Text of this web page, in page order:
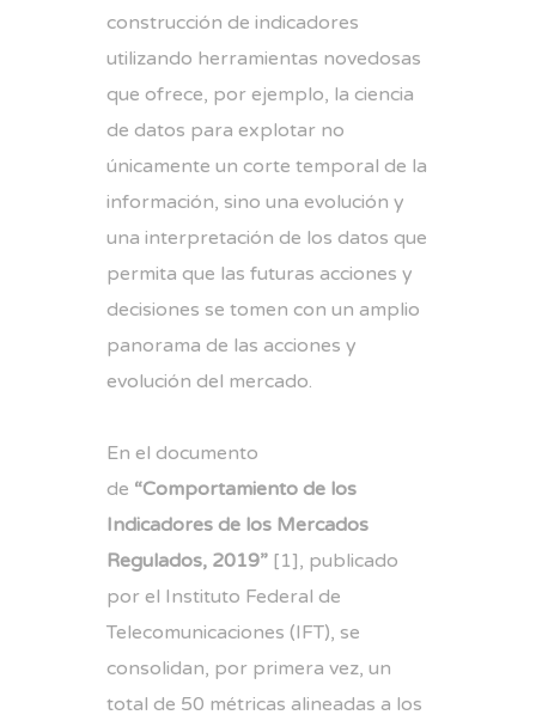
construcción de indicadores
utilizando herramientas novedosas
que ofrece, por ejemplo, la ciencia
de datos para explotar no
únicamente un corte temporal de la
información, sino una evolución y
una interpretación de los datos que
permita que las futuras acciones y
decisiones se tomen con un amplio
panorama de las acciones y
evolución del mercado.
En el documento
de “Comportamiento de los
Indicadores de los Mercados
Regulados, 2019” [1], publicado
por el Instituto Federal de
Telecomunicaciones (IFT), se
consolidan, por primera vez, un
total de 50 métricas alineadas a los